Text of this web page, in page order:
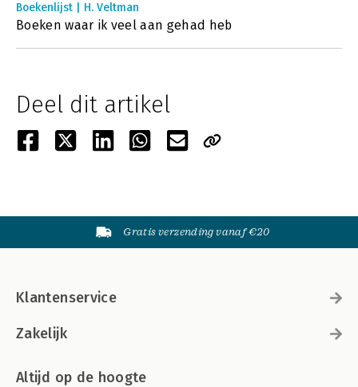
Boekenlijst | H. Veltman
Boeken waar ik veel aan gehad heb
Deel dit artikel
Gratis verzending vanaf €20
Klantenservice
Zakelijk
Altijd op de hoogte